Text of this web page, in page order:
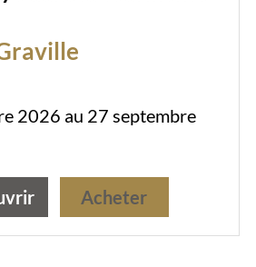
2026 au 27 septembre
Acheter